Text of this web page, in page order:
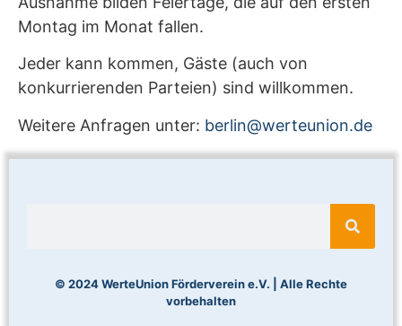
Montag im Monat fallen.
Jeder kann kommen, Gäste (auch von
konkurrierenden Parteien) sind willkommen.
Weitere Anfragen unter: berlin@werteunion.de
© 2024 WerteUnion Förderverein e.V. | Alle Rechte
vorbehalten